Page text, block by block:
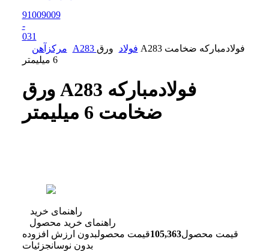
91009009
-
031
مرکزآهن
A283 فولاد
ورق A283 فولادمبارکه ضخامت
6 میلیمتر
ورق A283 فولادمبارکه
ضخامت 6 میلیمتر
راهنمای خرید
راهنمای خرید محصول
قیمت محصول105,363قیمت محصولبدون ارزش افزوده
بدون نوسانجزئیات